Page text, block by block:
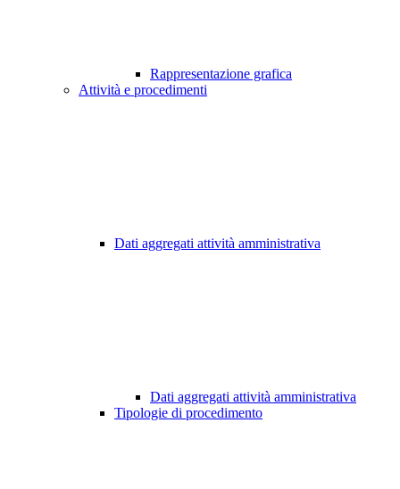
Rappresentazione grafica
Attività e procedimenti
Dati aggregati attività amministrativa
Dati aggregati attività amministrativa
Tipologie di procedimento